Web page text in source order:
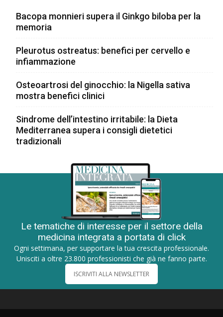
Bacopa monnieri supera il Ginkgo biloba per la
memoria
Pleurotus ostreatus: benefici per cervello e
infiammazione
Osteoartrosi del ginocchio: la Nigella sativa
mostra benefici clinici
Sindrome dell’intestino irritabile: la Dieta
Mediterranea supera i consigli dietetici
tradizionali
Le tematiche di interesse per il settore della
medicina integrata a portata di click
Ogni settimana, per supportare la tua crescita professionale.
Unisciti a oltre 23.800 professionisti che già ne fanno parte.
ISCRIVITI ALLA NEWSLETTER